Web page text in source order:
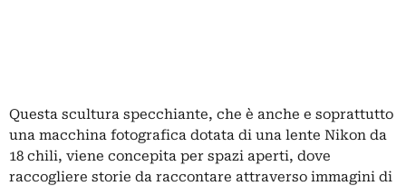
Questa scultura specchiante, che è anche e soprattutto
una macchina fotografica dotata di una lente Nikon da
18 chili, viene concepita per spazi aperti, dove
raccogliere storie da raccontare attraverso immagini di